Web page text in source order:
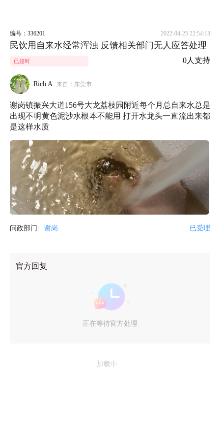
编号：336201 2022-04-25 22:54:13
民饮用自来水经常浑浊 反馈相关部门无人应答处理
已超时 0人支持
Rich A. 来自：东莞市
谢岗镇振兴大道156号大龙荔枝园附近每个月总自来水总是
出现不明黄色泥沙水根本不能用 打开水龙头一直流出来都
是这样水质
问政部门: 谢岗 已受理
官方回复
正在等待官方处理
加载中...